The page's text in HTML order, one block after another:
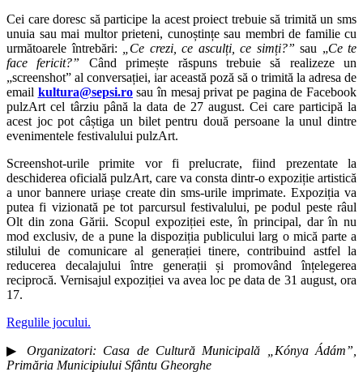
Cei care doresc să participe la acest proiect trebuie să trimită un sms
unuia sau mai multor prieteni, cunoștințe sau membri de familie cu
următoarele întrebări: „Ce crezi, ce asculți, ce simți?” sau „Ce te
face fericit?” Când primește răspuns trebuie să realizeze un
„screenshot” al conversației, iar această poză să o trimită la adresa de
email kultura@sepsi.rosau în mesaj privat pe pagina de Facebook
pulzArt cel târziu până la data de 27 august. Cei care participă la
acest joc pot câștiga un bilet pentru două persoane la unul dintre
evenimentele festivalului pulzArt.
Screenshot-urile primite vor fi prelucrate, fiind prezentate la
deschiderea oficială pulzArt, care va consta dintr-o expoziție artistică
a unor bannere uriașe create din sms-urile imprimate. Expoziția va
putea fi vizionată pe tot parcursul festivalului, pe podul peste râul
Olt din zona Gării. Scopul expoziției este, în principal, dar în nu
mod exclusiv, de a pune la dispoziția publicului larg o mică parte a
stilului de comunicare al generației tinere, contribuind astfel la
reducerea decalajului între generații și promovând înțelegerea
reciprocă. Vernisajul expoziției va avea loc pe data de 31 august, ora
17.
Regulile jocului.
▶ Organizatori: Casa de Cultură Municipală „Kónya Ádám”,
Primăria Municipiului Sfântu Gheorghe